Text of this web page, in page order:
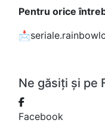
Pentru orice
Ne găsiți și pe
Facebook